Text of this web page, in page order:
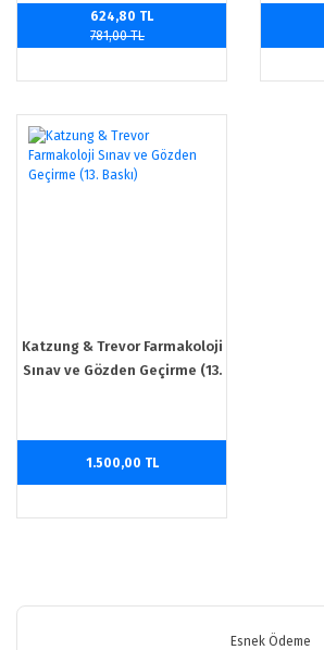
624,80 TL
781,00 TL
Katzung & Trevor Farmakoloji
Sınav ve Gözden Geçirme (13.
1.500,00 TL
Esnek Ödeme